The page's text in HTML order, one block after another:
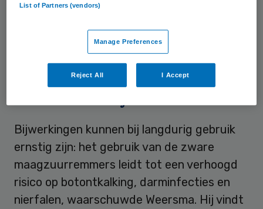
heeft ze vermoedelijk helemaal niet nodig,
zegt professor Weersma van het
Universitair Medisch Centrum Groningen in
de uitzending.
Bijwerkingen kunnen bij langdurig gebruik
ernstig zijn: het gebruik van de zware
maagzuurremmers leidt tot een verhoogd
risico op botontkalking, darminfecties en
nierfalen, waarschuwde Weersma. Hij vindt
List of Partners (vendors)
Manage Preferences
Reject All I Accept